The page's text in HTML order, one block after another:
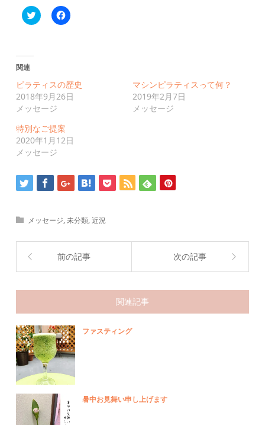
ク
リ
有
(新
し
い
ウ
ン
ド
ウ
で
開
ま
す)
Facebook
で
リ
ッ
ク
さ
い
ウ
ィ
ン
開
す)
関連
ピラティスの歴史
2018年9月26日
メッセージ
マシンピラティスって何？
2019年2月7日
メッセージ
特別なご提案
2020年1月12日
メッセージ
メッセージ,未分類,近況
前の記事 次の記事
関連記事
ファスティング
暑中お見舞い申し上げます